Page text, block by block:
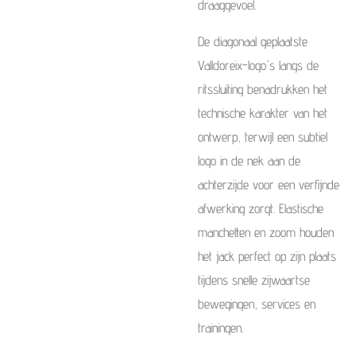
draaggevoel.
De diagonaal geplaatste
Valldoreix-logo's langs de
ritssluiting benadrukken het
technische karakter van het
ontwerp, terwijl een subtiel
logo in de nek aan de
achterzijde voor een verfijnde
afwerking zorgt. Elastische
manchetten en zoom houden
het jack perfect op zijn plaats
tijdens snelle zijwaartse
bewegingen, services en
trainingen.